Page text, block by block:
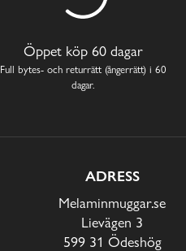
Öppet köp 60 dagar
Full bytes- och returrätt (ångerrätt) i 60
dagar.
ADRESS
Melaminmuggar.se
Lievägen 3
599 31 Ödeshög